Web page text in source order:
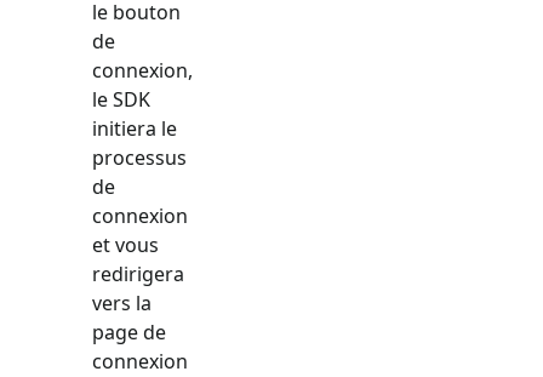
le bouton
de
connexion,
le SDK
initiera le
processus
de
connexion
et vous
redirigera
vers la
page de
connexion